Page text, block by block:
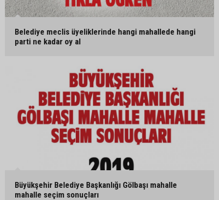
Belediye meclis üyeliklerinde hangi mahallede hangi
parti ne kadar oy al
Büyükşehir Belediye Başkanlığı Gölbaşı mahalle
mahalle seçim sonuçları